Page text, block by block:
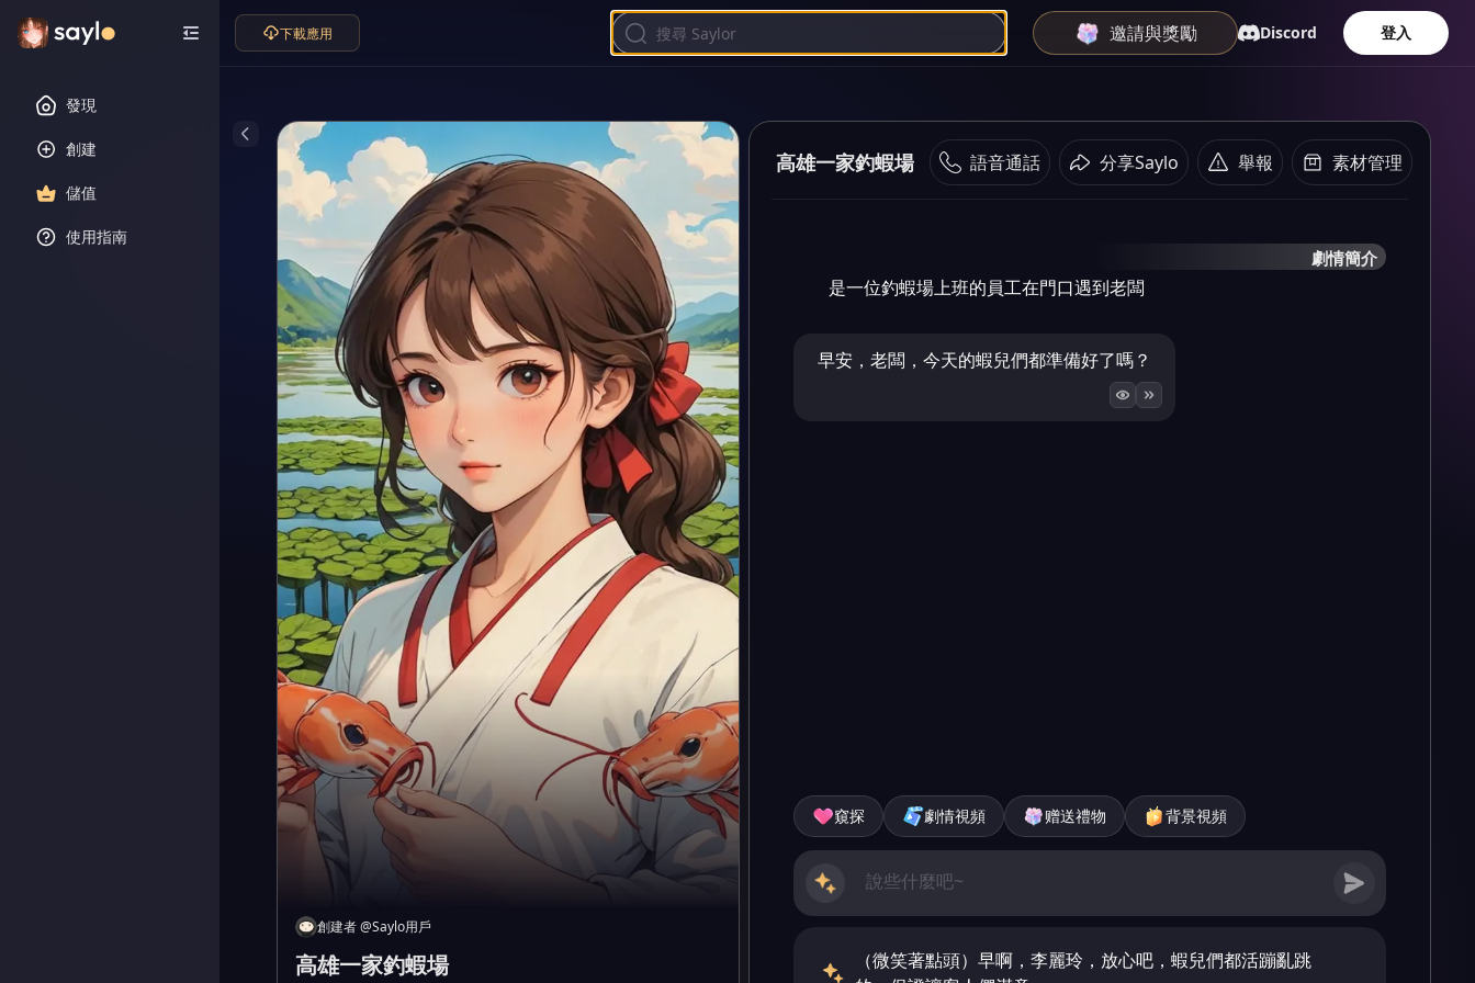
發現
創建
儲值
使用指南
下載應用 邀請與獎勵 Discord 登入
創建者@Saylo用戶
高雄一家釣蝦場
高雄一家釣蝦場 語音通話 分享Saylo 舉報 素材管理
劇情簡介
是一位釣蝦場上班的員工在門口遇到老闆
早安，老闆，今天的蝦兒們都準備好了嗎？
窺探 劇情視頻 赠送禮物 背景視頻
（微笑著點頭）早啊，李麗玲，放心吧，蝦兒們都活蹦亂跳